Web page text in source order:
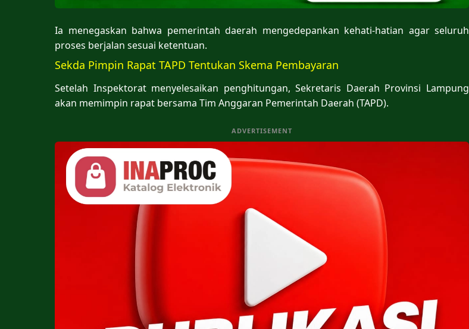
Ia menegaskan bahwa pemerintah daerah mengedepankan kehati-hatian agar seluruh
proses berjalan sesuai ketentuan.
Sekda Pimpin Rapat TAPD Tentukan Skema Pembayaran
Setelah Inspektorat menyelesaikan penghitungan, Sekretaris Daerah Provinsi Lampung
akan memimpin rapat bersama Tim Anggaran Pemerintah Daerah (TAPD).
ADVERTISEMENT